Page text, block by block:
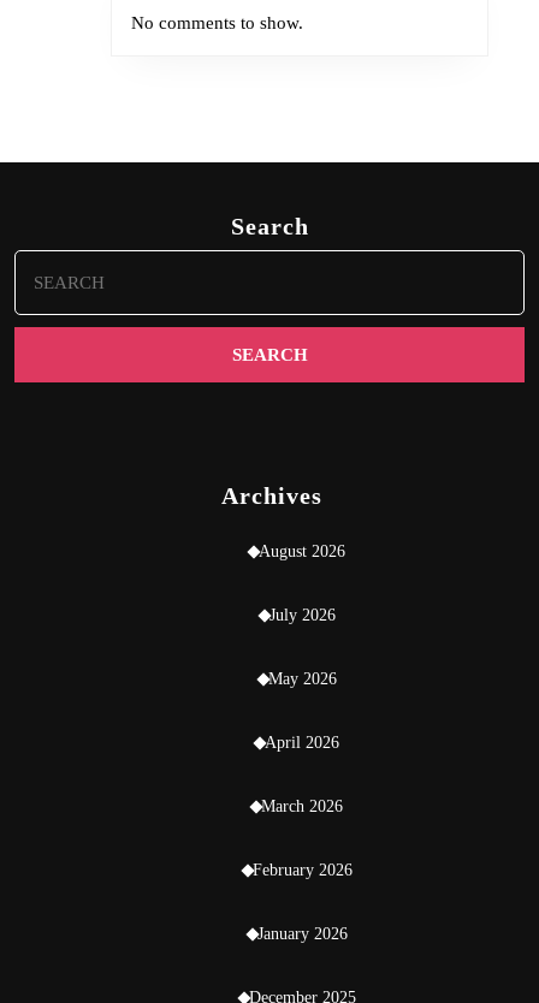
No comments to show.
Search
for:
Archives
August 2026
July 2026
May 2026
April 2026
March 2026
February 2026
January 2026
December 2025